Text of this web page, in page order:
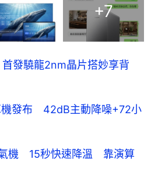
+7
發驍龍2nm晶片搭妙享背
機發布 42dB主動降噪+72小
機 15秒快速降溫 靠演算